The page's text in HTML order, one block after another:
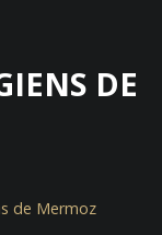
DE
de Mermoz